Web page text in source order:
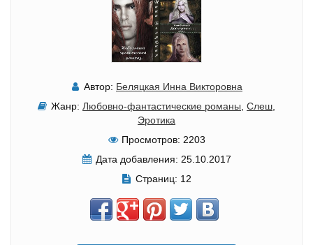
Автор: Беляцкая Инна Викторовна
Жанр: Любовно-фантастические романы Слеш
Эротика
Просмотров: 2203
Дата добавления: 25.10.2017
Страниц: 12